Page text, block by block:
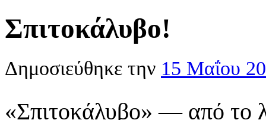
Σπιτοκάλυβο!
Δημοσιεύθηκε την 15 Μαΐου
«Σπιτοκάλυβο» — από το